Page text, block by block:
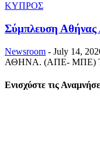
ΚΥΠΡΟΣ
Σύμπλευση Αθήνας
Newsroom - July 14,
ΑΘΗΝΑ. (ΑΠΕ- ΜΠΕ) Την
Ενισχύστε τις